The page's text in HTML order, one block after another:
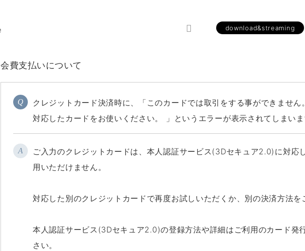
download&streaming
会費支払いについて
Q
クレジットカード決済時に、「このカードでは取引をする事ができません
対応したカードをお使いください。 」というエラーが表示されてしまいま
A
ご入力のクレジットカードは、本人認証サービス(3Dセキュア2.0)に対応
用いただけません。
対応した別のクレジットカードで再度お試しいただくか、別の決済方法を
本人認証サービス(3Dセキュア2.0)の登録方法や詳細はご利用のカード発
さい。